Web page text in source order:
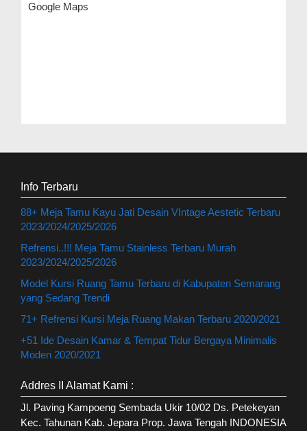
Google Maps
Info Terbaru
88+ Meja Tamu Kayu Jati Desain VIntage Aestetic Terbaru
2023/2024/2025/2026
Refrensi..!!! Meja Tamu Stainless Terbaru Murah
2023/2024/2025/2026
Model Kursi Ruang Tamu Terbaru di Kabupaten Semarang
yang Sedang Trendi
71+ Refrensi Kursi Meja Ruang Makan Terbaru 2020/2021
+51 Ide Desain Kamar & Tempat Tidur Bergaya Minimalis
Moden 2020/2021
Addres II Alamat Kami :
Jl. Paving Kampoeng Sembada Ukir 10/02 Ds. Petekeyan
Kec. Tahunan Kab. Jepara Prop. Jawa Tengah INDONESIA